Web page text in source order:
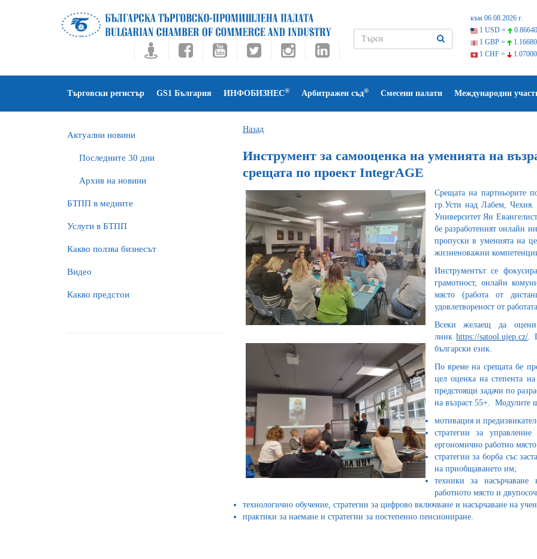
към 06.08.2026 г.
1 USD =
1 GBP =
1 CHF =
Търговски регистър GS1 България ИНФОБИЗНЕС® Арбитражен съд® Смесени палати Международни
Актуални новини
Последните 30 дни
Архив на новини
БTПП в медиите
Услуги в БТПП
Какво ползва бизнесът
Видео
Какво предстои
Назад
Инструмент за самооценка на уменията на
срещата по проект IntegrAGE
Срещата на партньорите
гр.Усти над Лабем, Чехия.
Университет Ян
бе разработеният онлайн
пропуски в уменията на
жизненоважни
Инструментът се
грамотност, онлайн
място (работа от
удовлетвореност от
Всеки желаещ да
линкhttps://satool.ujep.cz/.
български език.
По време на срещата бе
цел оценка на степента
предстоящи задачи по
на възраст 55+. Модулите
мотивация и
стратегии за
ергономично работно
стратегии за борба със
на приобщаването им;
техники за насърчаване
работното място и
технологично обучение, стратегии за цифрово включване и насърчаване на
практики за наемане и стратегии за постепенно пенсиониране.